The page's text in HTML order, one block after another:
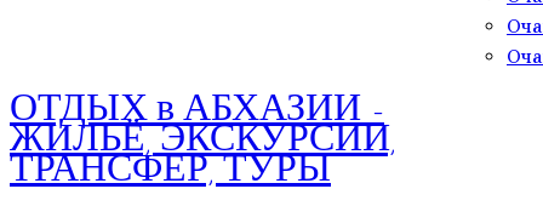
ОТДЫХ в АБХАЗИИ -
ЖИЛЬЁ, ЭКСКУРСИИ,
ТРАНСФЕР, ТУРЫ